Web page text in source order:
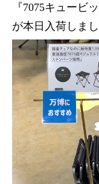
『7075キュービ
が本日入荷しま